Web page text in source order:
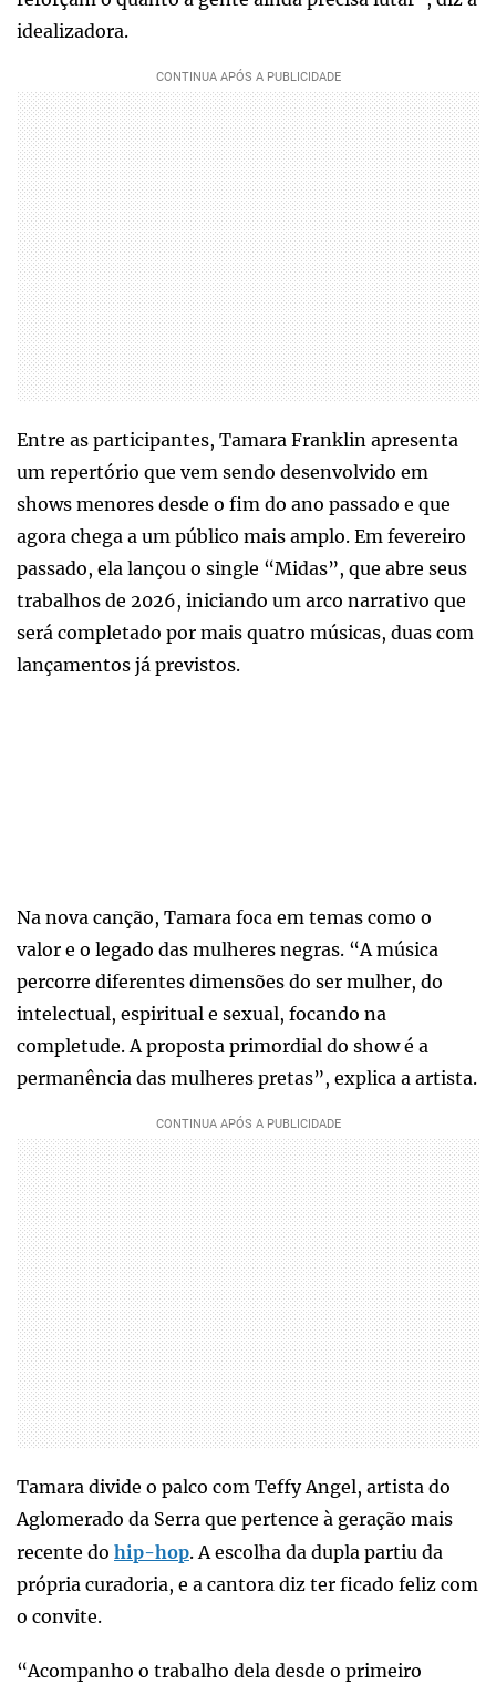
idealizadora.
Entre as participantes, Tamara Franklin apresenta
um repertório que vem sendo desenvolvido em
shows menores desde o fim do ano passado e que
agora chega a um público mais amplo. Em fevereiro
passado, ela lançou o single “Midas”, que abre seus
trabalhos de 2026, iniciando um arco narrativo que
será completado por mais quatro músicas, duas com
lançamentos já previstos.
Na nova canção, Tamara foca em temas como o
valor e o legado das mulheres negras. “A música
percorre diferentes dimensões do ser mulher, do
intelectual, espiritual e sexual, focando na
completude. A proposta primordial do show é a
permanência das mulheres pretas”, explica a artista.
Tamara divide o palco com Teffy Angel, artista do
Aglomerado da Serra que pertence à geração mais
recente do hip-hop. A escolha da dupla partiu da
própria curadoria, e a cantora diz ter ficado feliz com
o convite.
“Acompanho o trabalho dela desde o primeiro